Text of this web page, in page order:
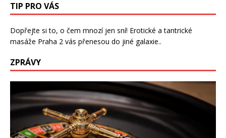
TIP PRO VÁS
Dopřejte si to, o čem mnozí jen sní! Erotické a tantrické
masáže Praha 2 vás přenesou do jiné galaxie..
ZPRÁVY